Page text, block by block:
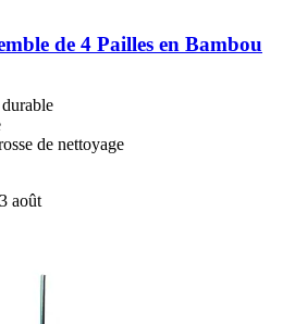
de 4 Pailles en Bambou
de nettoyage
août